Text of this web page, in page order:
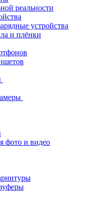
реальности
устройства
и плёнки
фото и видео